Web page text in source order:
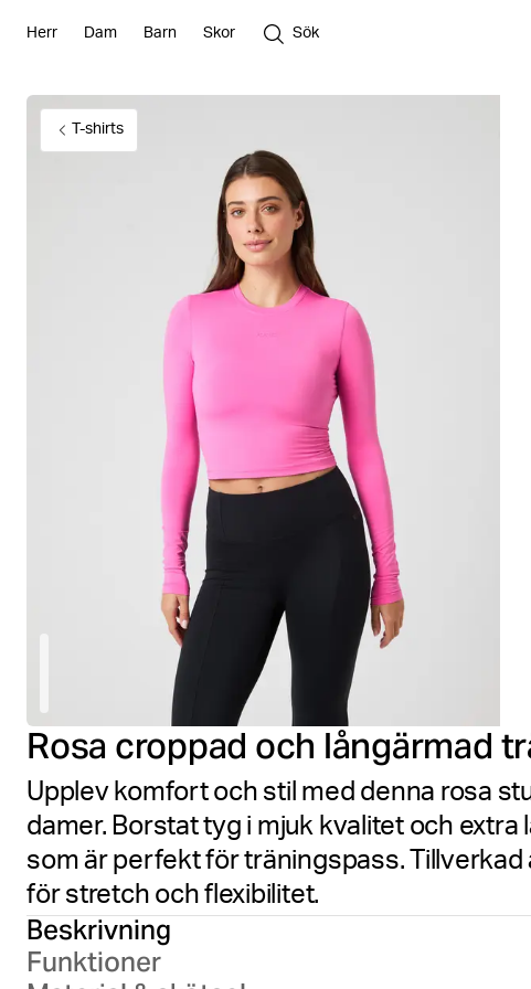
Herr Dam Barn Skor Sök
T-shirts
Rosa croppad och långärmad
Upplev komfort och stil med denna rosa
damer. Borstat tyg i mjuk kvalitet och
som är perfekt för träningspass.
för stretch och flexibilitet.
Beskrivning
Funktioner